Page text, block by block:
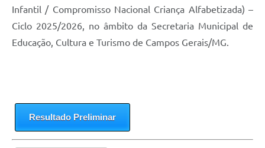
Infantil / Compromisso Nacional Criança Alfabetizada) –
Ciclo 2025/2026, no âmbito da Secretaria Municipal de
Educação, Cultura e Turismo de Campos Gerais/MG.
Resultado Preliminar